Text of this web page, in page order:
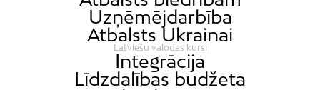
Uzņēmējdarbība
Atbalsts Ukrainai
Latviešu valodas kursi
Integrācija
Līdzdalības budžeta